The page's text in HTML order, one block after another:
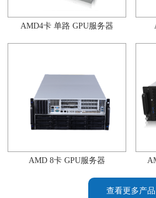
AMD4卡 单路 GPU服务器
AMD 8卡 GPU服务器
查看更多产品